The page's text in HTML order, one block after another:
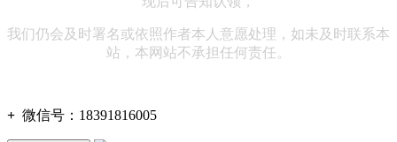
我们仍会及时署名或依照作者本人意愿处理，如未及时联系本
站，本网站不承担任何责任。
+ 微信号： 18391816005